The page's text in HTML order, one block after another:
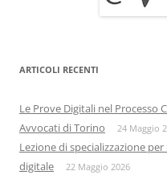
ARTICOLI RECENTI
Le Prove Digitali nel Processo
Avvocati di Torino
24 Maggio
Lezione di specializzazione
digitale
22 Maggio 2026